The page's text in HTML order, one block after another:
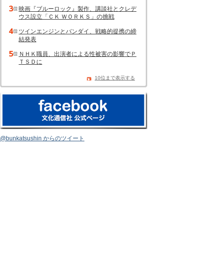
映画『ブルーロック』製作、講談社とクレデ
ウス設立「ＣＫ ＷＯＲＫＳ」の挑戦
ツインエンジンとバンダイ、戦略的提携の締
結発表
ＮＨＫ職員、出演者による性被害の影響でＰ
ＴＳＤに
10位まで表示する
@bunkatsushin からのツイート